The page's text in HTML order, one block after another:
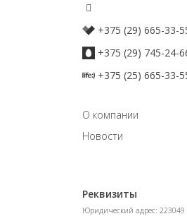
+375 (29) 665-33-
+375 (29) 745-24-
+375 (25) 665-33-
О компании
Новости
Реквизиты
Юридический адрес: 223049